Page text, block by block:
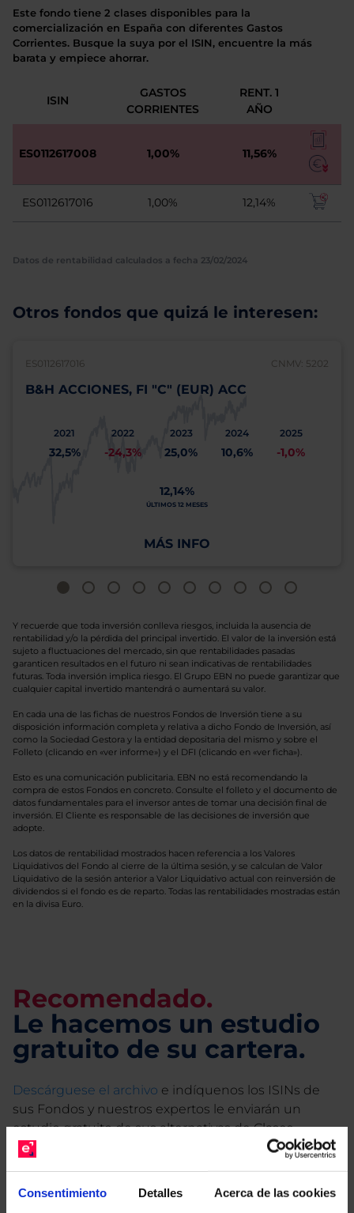
Consentimiento Detalles Acerca de las cookies
Este fondo tiene 2 clases disponibles para la
comercialización en España con diferentes Gastos
Corrientes. Busque la suya por el ISIN, encuentre la más
barata y empiece ahorrar.
ISIN
GASTOS
CORRIENTES
RENT. 1
AÑO
ES0112617008 1,00% 11,56%
ES0112617016 1,00% 12,14%
Datos de rentabilidad calculados a fecha 23/02/2024
Otros fondos que quizá le interesen:
ES0112617016 CNMV: 5202
B&H ACCIONES, FI "C" (EUR) ACC
2021
32,5%
2022
-24,3%
2023
25,0%
2024
10,6%
2025
-1,0%
12,14%
ÚLTIMOS 12 MESES
MÁS INFO
Y recuerde que toda inversión conlleva riesgos, incluida la ausencia de
rentabilidad y/o la pérdida del principal invertido. El valor de la inversión está
sujeto a fluctuaciones del mercado, sin que rentabilidades pasadas
garanticen resultados en el futuro ni sean indicativas de rentabilidades
futuras. Toda inversión implica riesgo. El Grupo EBN no puede garantizar que
cualquier capital invertido mantendrá o aumentará su valor.
En cada una de las fichas de nuestros Fondos de Inversión tiene a su
disposición información completa y relativa a dicho Fondo de Inversión, así
como la Sociedad Gestora y la entidad depositaria del mismo y sobre el
Folleto (clicando en «ver informe») y el DFI (clicando en «ver ficha»).
Esto es una comunicación publicitaria. EBN no está recomendando la
compra de estos Fondos en concreto. Consulte el folleto y el documento de
datos fundamentales para el inversor antes de tomar una decisión final de
inversión. El Cliente es responsable de las decisiones de inversión que
adopte.
Los datos de rentabilidad mostrados hacen referencia a los Valores
Liquidativos del Fondo al cierre de la última sesión, y se calculan de Valor
Liquidativo de la sesión anterior a Valor Liquidativo actual con reinversión de
dividendos si el fondo es de reparto. Todas las rentabilidades mostradas están
en la divisa Euro.
Recomendado.
Le hacemos un estudio
gratuito de su cartera.
Descárguese el archivo e indíquenos los ISINs de
sus Fondos y nuestros expertos le enviarán un
estudio gratuito de sus alternativas de Clases
Limpias con las que podrá ahorrar en sus costes.